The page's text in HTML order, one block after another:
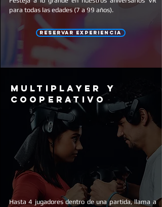
para todas las edades (7 a 99 años).
RESERVAR EXPERIENCIA
multiplayer y
cooperativo
Hasta 4 jugadores dentro de una partida, llama a